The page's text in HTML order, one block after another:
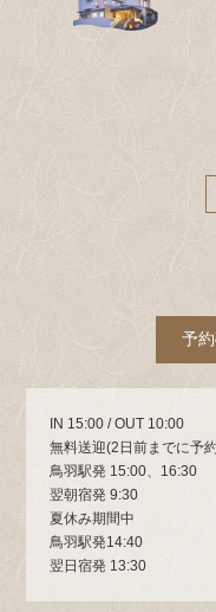
予
IN 15:00 / OUT 10:00
無料送迎(2日前までに予
鳥羽駅発 15:00、16:30
翌朝宿発 9:30
夏休み期間中
鳥羽駅発14:40
翌日宿発 13:30